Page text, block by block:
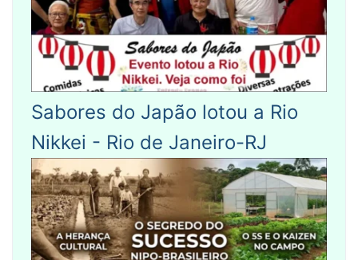
Sabores do Japão lotou a Rio
Nikkei - Rio de Janeiro-RJ